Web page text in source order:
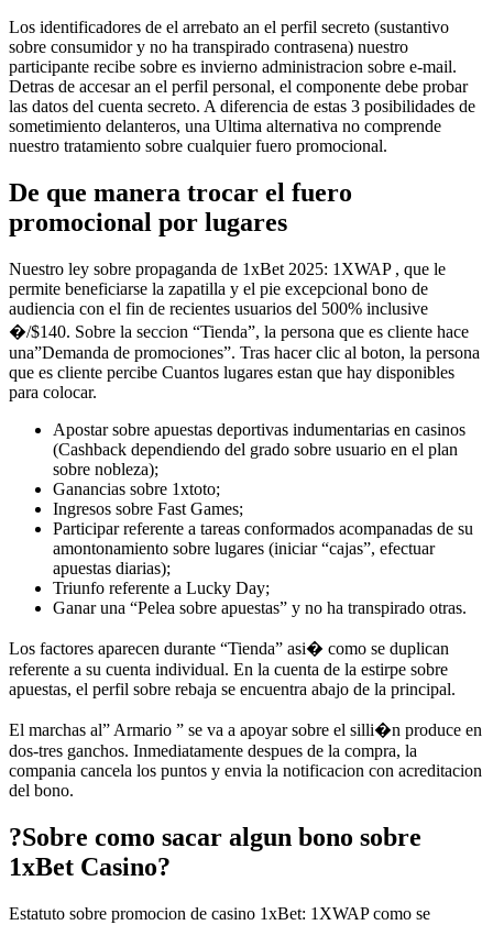
Los identificadores de el arrebato an el perfil secreto (sustantivo
sobre consumidor y no ha transpirado contrasena) nuestro
participante recibe sobre es invierno administracion sobre e-mail.
Detras de accesar an el perfil personal, el componente debe probar
las datos del cuenta secreto. A diferencia de estas 3 posibilidades de
sometimiento delanteros, una Ultima alternativa no comprende
nuestro tratamiento sobre cualquier fuero promocional.
De que manera trocar el fuero
promocional por lugares
Nuestro ley sobre propaganda de 1xBet 2025: 1XWAP , que le
permite beneficiarse la zapatilla y el pie excepcional bono de
audiencia con el fin de recientes usuarios del 500% inclusive
�/$140. Sobre la seccion “Tienda”, la persona que es cliente hace
una”Demanda de promociones”. Tras hacer clic al boton, la persona
que es cliente percibe Cuantos lugares estan que hay disponibles
para colocar.
Apostar sobre apuestas deportivas indumentarias en casinos
(Cashback dependiendo del grado sobre usuario en el plan
sobre nobleza);
Ganancias sobre 1xtoto;
Ingresos sobre Fast Games;
Participar referente a tareas conformados acompanadas de su
amontonamiento sobre lugares (iniciar “cajas”, efectuar
apuestas diarias);
Triunfo referente a Lucky Day;
Ganar una “Pelea sobre apuestas” y no ha transpirado otras.
Los factores aparecen durante “Tienda” asi� como se duplican
referente a su cuenta individual. En la cuenta de la estirpe sobre
apuestas, el perfil sobre rebaja se encuentra abajo de la principal.
El marchas al” Armario ” se va a apoyar sobre el silli�n produce en
dos-tres ganchos. Inmediatamente despues de la compra, la
compania cancela los puntos y envia la notificacion con acreditacion
del bono.
?Sobre como sacar algun bono sobre
1xBet Casino?
Estatuto sobre promocion de casino 1xBet: 1XWAP como se